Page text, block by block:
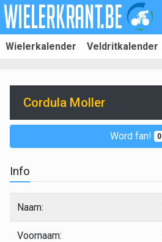
Wielerkalender Veldritkalender
Cordula Moller
Word fan! 0
Info
Naam:
Voornaam: